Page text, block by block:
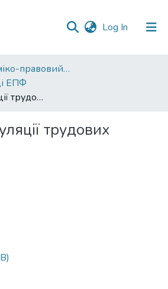
Log In (current)
04. Економіко-правовий факультет
ЕПФ
Щодо дерегуляції трудових відносин
трудових